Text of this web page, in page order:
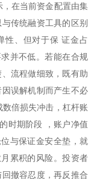
在当前资金配置由集
传统融资工具的区别
性、但对于保 证金占
并不低。若能在合规
流程做细致，既有助
误解机制而产生不必
倍损失冲击，杠杆账
时期阶段 ，账户净值
与保证金安全垫，就
累积的风险。投资者
撤容忍度，再反推合